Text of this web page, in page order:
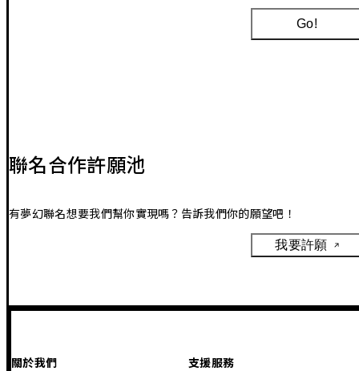
Go!
聯名合作許願池
有夢幻聯名想要我們幫你實現嗎？告訴我們你的願望吧！
我要許願
關於我們 支援服務